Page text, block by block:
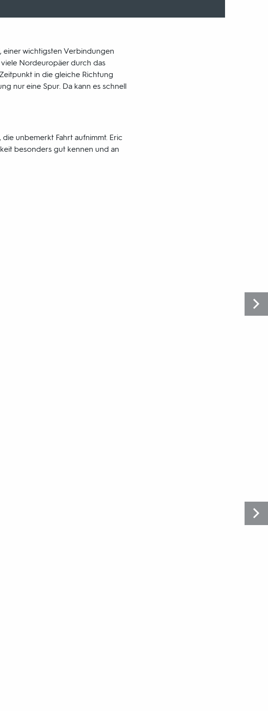
einer wichtigsten Verbindungen
Nordeuropäer durch das
in die gleiche Richtung
nur eine Spur. Da kann es schnell
unbemerkt Fahrt aufnimmt. Eric
besonders gut kennen und an